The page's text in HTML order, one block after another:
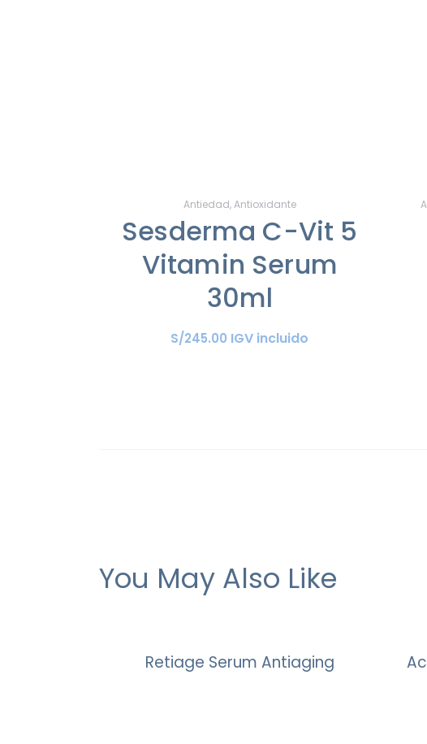
Antiedad,Antioxidante
Sesderma C-Vit 5
Vitamin Serum
30ml
S/245.00 IGV incluido
You May Also Like
Retiage Serum Antiaging